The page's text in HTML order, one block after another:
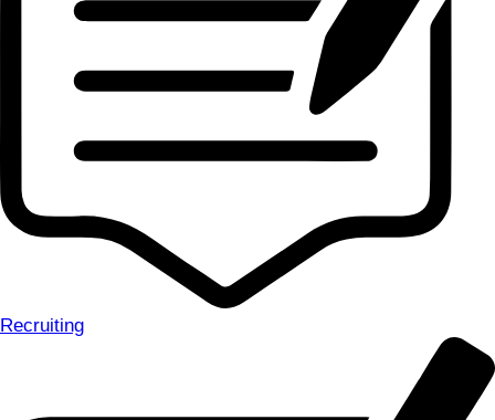
Recruiting